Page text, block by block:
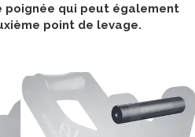
poignée qui peut également
point de levage.